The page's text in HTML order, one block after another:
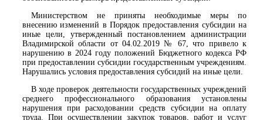
Министерством не приняты необходимые меры по
внесению изменений в Порядок предоставления субсидии на
иные цели, утвержденный постановлением администрации
Владимирской области от 04.02.2019 № 67, что привело к
нарушению в 2024 году положений Бюджетного кодекса РФ
при предоставлении субсидии государственным учреждениям.
Нарушались условия предоставления субсидий на иные цели.
В ходе проверок деятельности государственных учреждений
среднего профессионального образования установлены
нарушения при расходовании средств субсидии на оплату
труда. При осуществлении закупок товаров, работ и услуг